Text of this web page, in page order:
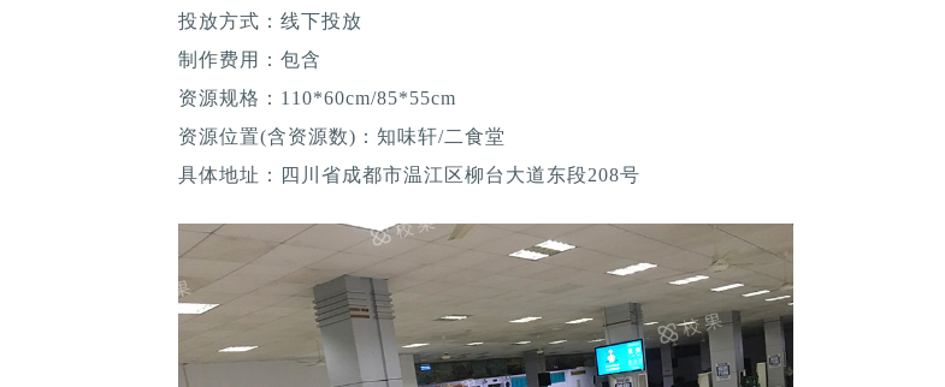
投放方式：线下投放
制作费用：包含
资源规格：110*60cm/85*55cm
资源位置(含资源数)：知味轩/二食堂
具体地址：四川省成都市温江区柳台大道东段208号